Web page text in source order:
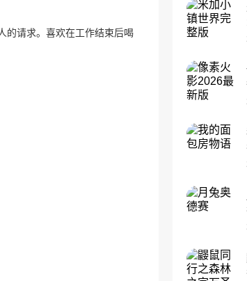
的请求。喜欢在工作结束后喝